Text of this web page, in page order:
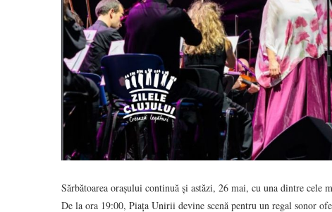
Sărbătoarea orașului continuă și astăzi, 26 mai, cu una dintre cele
De la ora 19:00, Piața Unirii devine scenă pentru un regal sonor